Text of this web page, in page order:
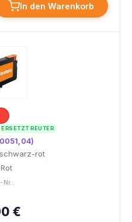
In den Warenkorb
ERSETZT REUTER
rot
Rot
Nr.:
€